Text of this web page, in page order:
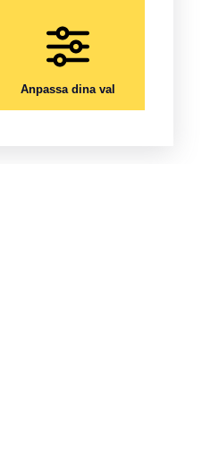
Anpassa dina val